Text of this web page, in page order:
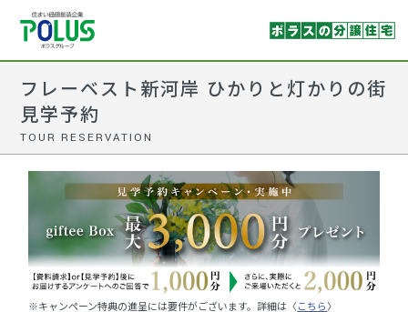
フレーベスト新河岸 ひかりと灯かりの街
見学予約
TOUR RESERVATION
※キャンペーン特典の進呈には要件がございます。詳細は〈こちら〉